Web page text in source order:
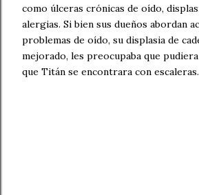
como úlceras crónicas de oído,
alergias. Si bien sus dueños abordan
problemas de oído, su displasia de
mejorado, les preocupaba que
que Titán se encontrara con escaleras.